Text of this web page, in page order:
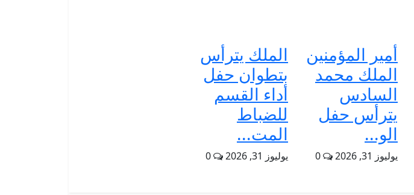
أمير المؤمنين
الملك محمد
السادس
يترأس حفل
الو...
يوليوز 31, 2026
الملك يترأس
بتطوان حفل
أداء القسم
للضباط
المت...
يوليوز 31, 2026